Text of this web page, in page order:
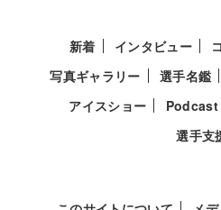
新着 インタビュー
写真ギャラリー
選手名鑑
アイスショー
Podcast
選手支